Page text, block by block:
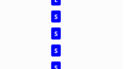
S
S
S